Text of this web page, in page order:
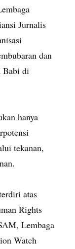
Jurnalis
dan
Babi di
hanya
tekanan,
atas
Rights
Lembaga
Watch